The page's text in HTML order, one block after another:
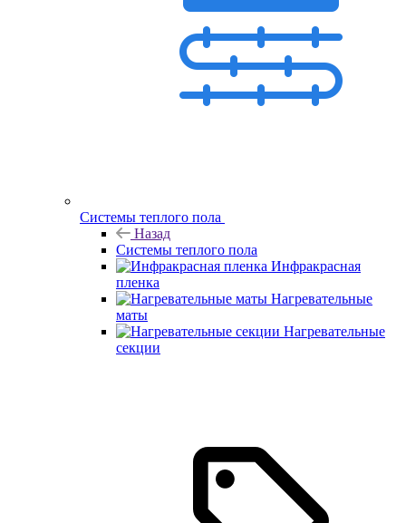
Системы теплого пола
Назад
Системы теплого пола
Инфракрасная
пленка
Нагревательные
маты
Нагревательные
секции